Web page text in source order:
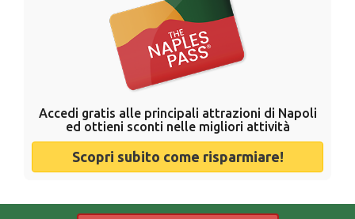
Accedi gratis alle principali attrazioni di Napoli
ed ottieni sconti nelle migliori attività
Scopri subito come risparmiare!